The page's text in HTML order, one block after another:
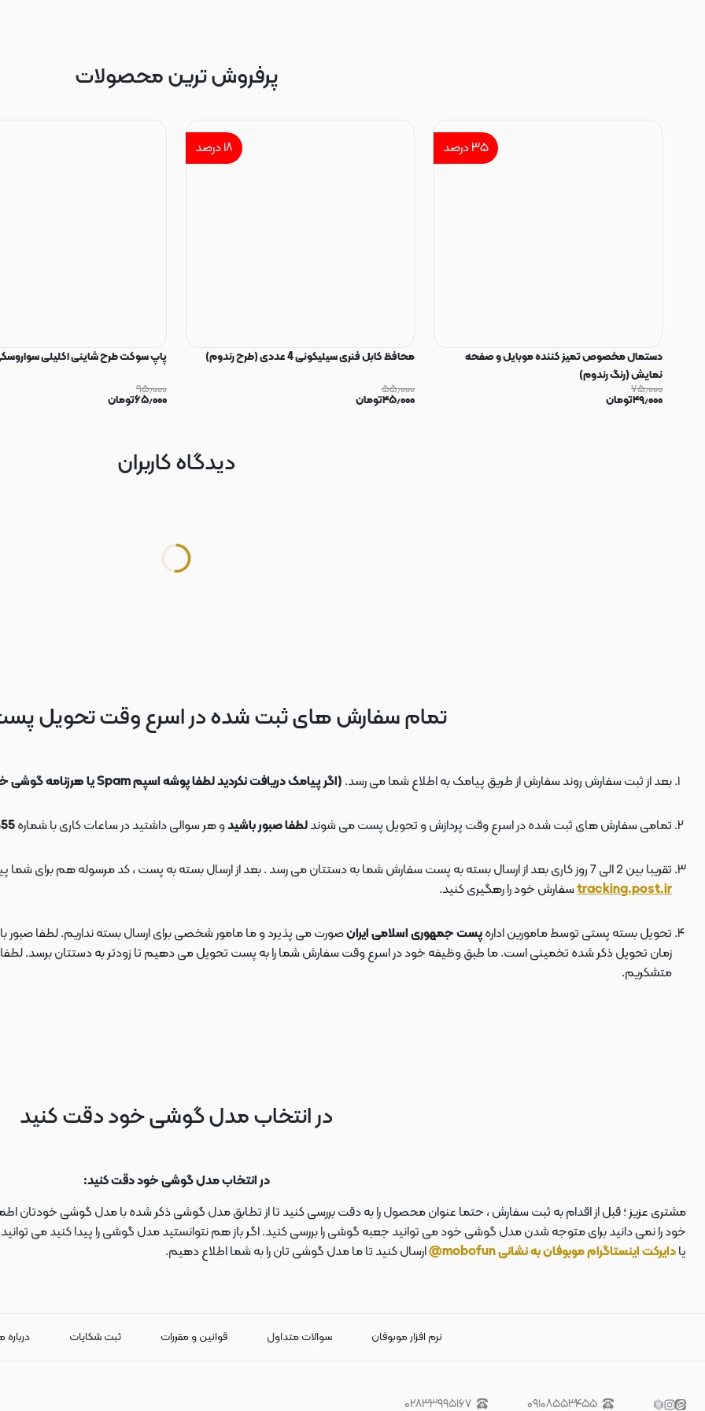
پرفروش ترین محصولات
۳۵درصد
دستمال مخصوص تمیز کننده موبایل و صفحه
نمایش (رنگ رندوم)
۷۵٫۰۰۰
۴۹٫۰۰۰تومان
۱۸درصد
محافظ کابل فنری سیلیکونی 4 عددی (طرح رندوم)
۵۵٫۰۰۰
۴۵٫۰۰۰تومان
پاپ سوکت طرح شاینی اکلیلی
۹۵٫۰۰۰
۶۵٫۰۰۰تومان
دیدگاه کاربران
تمام سفارش های ثبت شده در اسرع وقت تحویل
بعد از ثبت سفارش روند سفارش از طریق پیامک به اطلاع شما می رسد. (اگر پیامک دریافت نکردید لطفا پوشه اسپم Spam یا هرزنامه گوشی خود را چک کنید)
تمامی سفارش های ثبت شده در اسرع وقت پردازش و تحویل پست می شوندلطفا صبور باشیدو هر سوالی داشتید در ساعات کاری با شماره
تقریبا بین 2 الی 7 روز کاری بعد از ارسال بسته به پست سفارش شما به دستتان می رسد . بعد از ارسال بسته به پست ، کد مرسوله هم برای شما پیامک می شود که توسط آن می توانید در سایت پست به نشانی
tracking.post.irسفارش خود را رهگیری کنید.
تحویل بسته پستی توسط مامورین ادارهپست جمهوری اسلامی ایرانصورت می پذیرد و ما مامور شخصی برای ارسال بسته نداریم. لطفا صبور
زمان تحویل ذکر شده تخمینی است. ما طبق وظیفه خود در اسرع وقت سفارش شما را به پست تحویل می دهیم تا زودتر به دستتان برسد. لطفا در
متشکریم.
در انتخاب مدل گوشی خود دقت کنید
در انتخاب مدل گوشی خود دقت کنید:
مشتری عزیز ؛ قبل از اقدام به ثبت سفارش ، حتما عنوان محصول را به دقت بررسی کنید تا از تطابق مدل گوشی ذکر شده با مدل گوشی خودتان
خود را نمی دانید برای متوجه شدن مدل گوشی خود می توانید جعبه گوشی را بررسی کنید. اگر باز هم نتوانستید مدل گوشی را پیدا کنید می
یادایرکت اینستاگرام موبوفان به نشانی mobofun@ ارسال کنید تا ما مدل گوشی تان را به شما اطلاع دهیم.
نرم افزار موبوفان سوالات متداول قوانین و مقررات ثبت شکایات درباره
۰۹۱۰۸۵۵۳۴۵۵ ۰۲۸۳۳۹۹۵۱۶۷